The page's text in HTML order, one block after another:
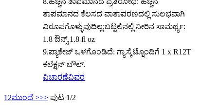
ತಾಪಮಾನದ ಕೆಲಸದ ವಾತಾವರಣದಲ್ಲಿ ಸುಲಭವಾಗಿ
ವಿರೂಪಗೊಳ್ಳುವುದಿಲ್ಲ;ಬಟ್ಟಲಿನಲ್ಲಿ ನೀರಿನ ಸಾಮರ್ಥ್ಯ:
1.8 ಔನ್ಸ್.1.8 fl oz
9.ಪ್ಯಾಕೇಜ್ ಒಳಗೊಂಡಿದೆ: ಗ್ಯಾಸ್ಕೆಟ್ನೊಂದಿಗೆ 1 x R12T
ಕಲೆಕ್ಷನ್ ಬೌಲ್.
ವಿಚಾರಣೆವಿವರ
1 2ಮುಂದೆ >>> ಪುಟ 1/2